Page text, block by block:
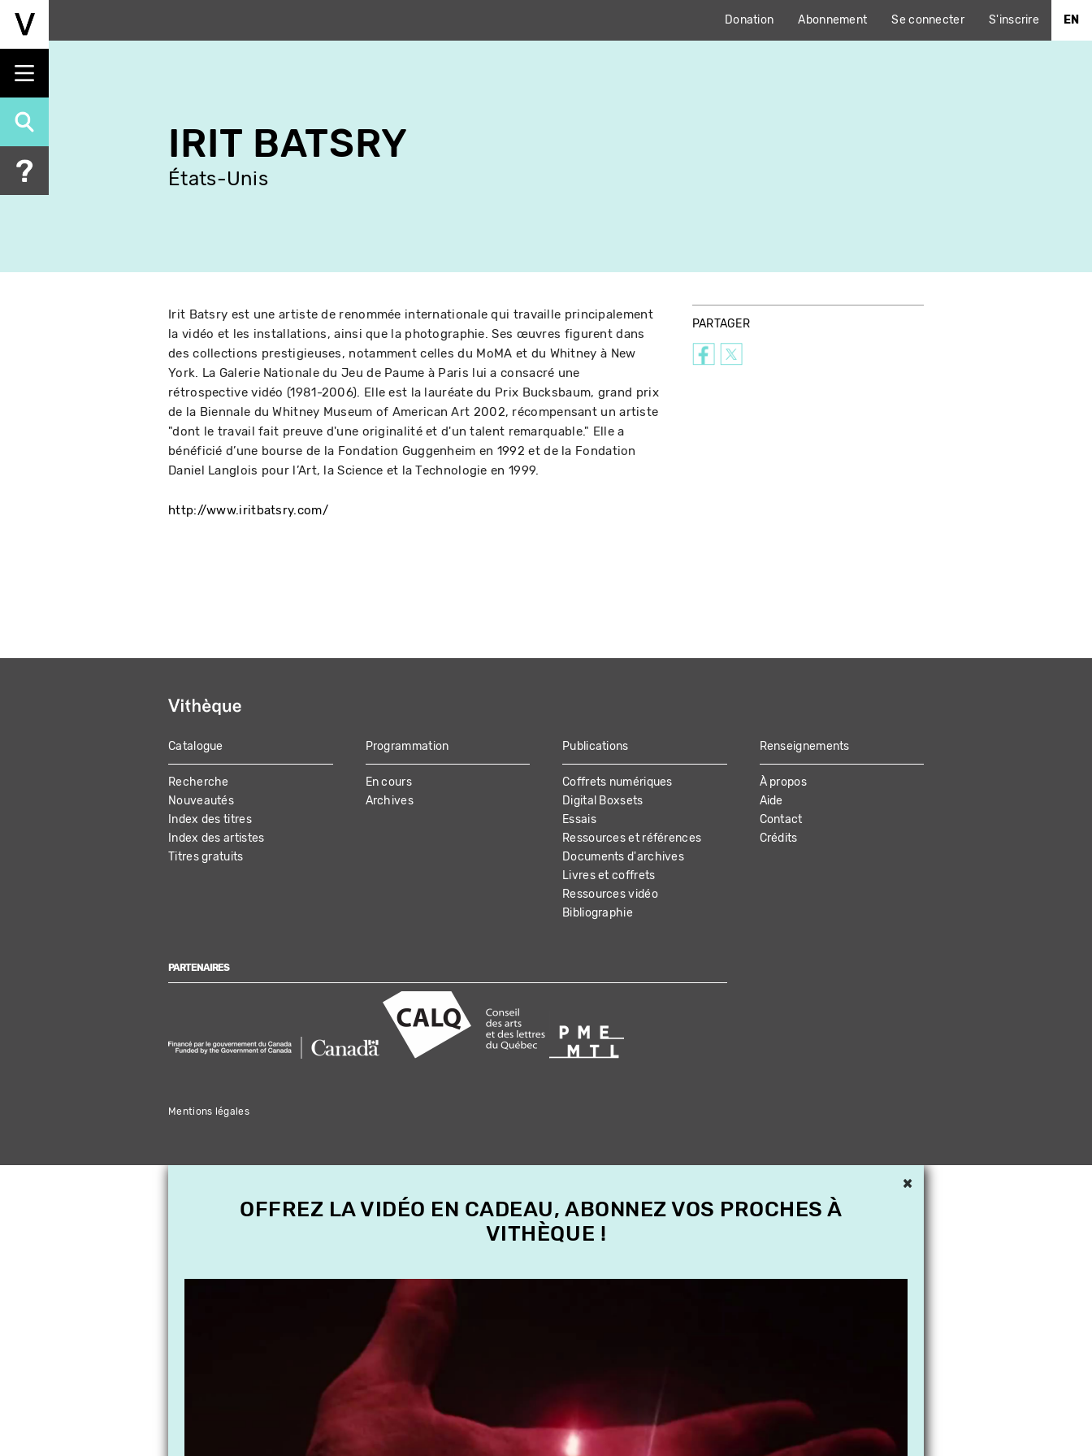
Aller
principal
Donation Abonnement Se connecter S'inscrire EN
IRIT BATSRY
États-Unis
Irit Batsry est une artiste de renommée internationale qui travaille principalement
la vidéo et les installations, ainsi que la photographie. Ses œuvres figurent dans
des collections prestigieuses, notamment celles du MoMA et du Whitney à New
York. La Galerie Nationale du Jeu de Paume à Paris lui a consacré une
rétrospective vidéo (1981-2006). Elle est la lauréate du Prix Bucksbaum, grand prix
de la Biennale du Whitney Museum of American Art 2002, récompensant un artiste
"dont le travail fait preuve d'une originalité et d'un talent remarquable." Elle a
bénéficié d’une bourse de la Fondation Guggenheim en 1992 et de la Fondation
Daniel Langlois pour l’Art, la Science et la Technologie en 1999.
http://www.iritbatsry.com/
PARTAGER
MAIN
NAVIGATION
Catalogue
Recherche
Nouveautés
Index des titres
Index des artistes
Titres gratuits
Programmation
En cours
Archives
Publications
Coffrets numériques
Digital Boxsets
Essais
Ressources et références
Documents d'archives
Livres et coffrets
Ressources vidéo
Bibliographie
Renseignements
À propos
Aide
Contact
Crédits
PARTENAIRES
Mentions légales
×
OFFREZ LA VIDÉO EN CADEAU, ABONNEZ VOS PROCHES À
VITHÈQUE !